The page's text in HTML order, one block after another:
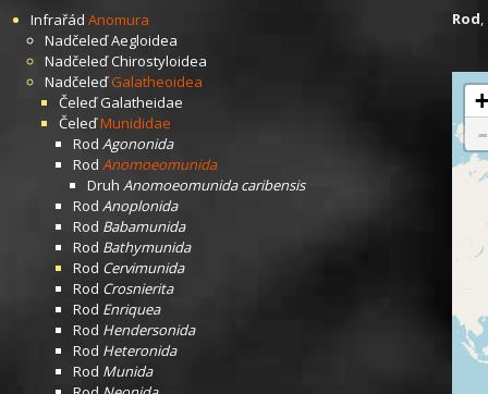
Infrařád Anomura
NadčeleďAegloidea
NadčeleďChirostyloidea
NadčeleďGalatheoidea
ČeleďGalatheidae
ČeleďMunididae
Rod Agononida
Rod Anomoeomunida
Druh Anomoeomunida caribensis
Rod Anoplonida
Rod Babamunida
Rod Bathymunida
Rod Cervimunida
Rod Crosnierita
Rod Enriquea
Rod Hendersonida
Rod Heteronida
Rod Munida
Rod,
+